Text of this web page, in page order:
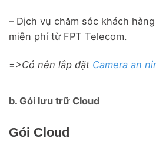
– Dịch vụ chăm sóc khách
miễn phí từ FPT Telecom.
=>Có nên lắp đặt Camera an
b. Gói lưu trữ Cloud
Gói Cloud